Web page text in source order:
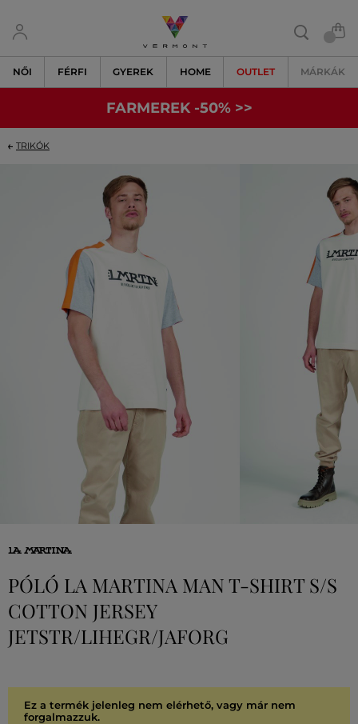
NŐI FÉRFI GYEREK HOME OUTLET MÁRKÁK
FARMEREK -50% >>
TRIKÓK
PÓLÓ LA MARTINA MAN T-SHIRT S/S
COTTON JERSEY
JETSTR/LIHEGR/JAFORG
Ez a termék jelenleg nem elérhető, vagy már nem
forgalmazzuk.